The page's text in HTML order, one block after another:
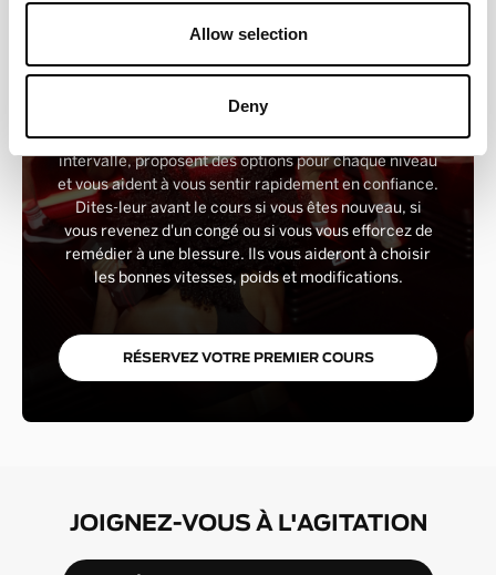
Allow selection
Deny
JOIGNEZ-VOUS À LA COHUE
Vous êtes nouveau chez Barry ? Tu es entre de
bonnes mains. Nos instructeurs indiquent chaque
intervalle, proposent des options pour chaque niveau
et vous aident à vous sentir rapidement en confiance.
Dites-leur avant le cours si vous êtes nouveau, si
vous revenez d'un congé ou si vous vous efforcez de
remédier à une blessure. Ils vous aideront à choisir
les bonnes vitesses, poids et modifications.
RÉSERVEZ VOTRE PREMIER COURS
JOIGNEZ-VOUS À L'AGITATION